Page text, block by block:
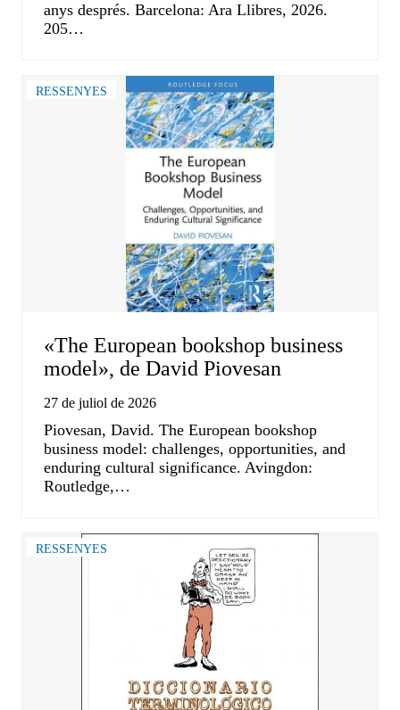
anys després. Barcelona: Ara Llibres, 2026.
205…
RESSENYES
«The European bookshop business
model», de David Piovesan
27 de juliol de 2026
Piovesan, David. The European bookshop
business model: challenges, opportunities, and
enduring cultural significance. Avingdon:
Routledge,…
RESSENYES